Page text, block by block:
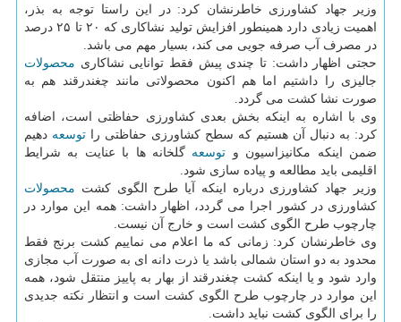
وزیر جهاد كشاورزی خاطرنشان كرد: در این راستا توجه به بذر،
اهمیت زیادی دارد همینطور افزایش تولید نشاكاری كه ۲۰ تا ۲۵ درصد
در مصرف آب صرفه جویی می كند، بسیار مهم می باشد.
حجتی اظهار داشت: تا چندی پیش فقط توانایی نشاكاری محصولات
جالیزی را داشتیم اما هم اكنون محصولاتی مانند چغندرقند هم به
صورت نشا كشت می گردد.
وی با اشاره به اینكه بخش بعدی كشاورزی حفاظتی است، اضافه
كرد: به دنبال آن هستیم كه سطح كشاورزی حفاظتی را توسعه دهیم
ضمن اینكه مكانیزاسیون و توسعه گلخانه ها با عنایت به شرایط
اقلیمی باید مطالعه و پیاده سازی شود.
وزیر جهاد كشاورزی درباره اینكه آیا طرح الگوی كشت محصولات
كشاورزی در كشور اجرا می گردد، اظهار داشت: همه این موارد در
چارچوب طرح الگوی كشت است و خارج آن نیست.
وی خاطرنشان كرد: زمانی كه ما اعلام می نماییم كشت برنج فقط
محدود به دو استان شمالی باشد یا ذرت دانه ای به صورت آب مجازی
وارد شود و یا اینكه كشت چغندرقند از بهار به پاییز منتقل شود، همه
این موارد در چارچوب طرح الگوی كشت است و انتظار نكته جدیدی
را برای الگوی كشت نباید داشت.